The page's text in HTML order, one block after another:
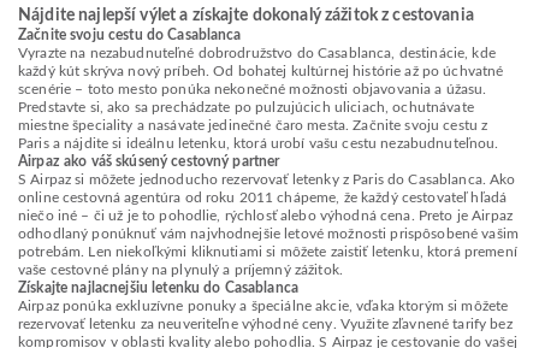
Nájdite najlepší výlet a získajte dokonalý zážitok z cestovania
Začnite svoju cestu do Casablanca
Vyrazte na nezabudnuteľné dobrodružstvo do Casablanca, destinácie, kde
každý kút skrýva nový príbeh. Od bohatej kultúrnej histórie až po úchvatné
scenérie – toto mesto ponúka nekonečné možnosti objavovania a úžasu.
Predstavte si, ako sa prechádzate po pulzujúcich uliciach, ochutnávate
miestne špeciality a nasávate jedinečné čaro mesta. Začnite svoju cestu z
Paris a nájdite si ideálnu letenku, ktorá urobí vašu cestu nezabudnuteľnou.
Airpaz ako váš skúsený cestovný partner
S Airpaz si môžete jednoducho rezervovať letenky z Paris do Casablanca. Ako
online cestovná agentúra od roku 2011 chápeme, že každý cestovateľ hľadá
niečo iné – či už je to pohodlie, rýchlosť alebo výhodná cena. Preto je Airpaz
odhodlaný ponúknuť vám najvhodnejšie letové možnosti prispôsobené vašim
potrebám. Len niekoľkými kliknutiami si môžete zaistiť letenku, ktorá premení
vaše cestovné plány na plynulý a príjemný zážitok.
Získajte najlacnejšiu letenku do Casablanca
Airpaz ponúka exkluzívne ponuky a špeciálne akcie, vďaka ktorým si môžete
rezervovať letenku za neuveriteľne výhodné ceny. Využite zľavnené tarify bez
kompromisov v oblasti kvality alebo pohodlia. S Airpaz je cestovanie do vašej